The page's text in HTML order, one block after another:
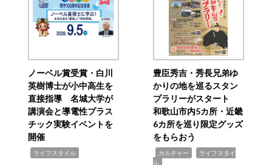
ノーベル賞受賞・白川
英樹博士が小中高生を
直接指導 名城大学が
講演会と導電性プラス
チック実験イベントを
開催
ライフスタイル
豊臣秀吉・秀長兄弟ゆ
かりの地を巡るスタン
プラリーがスタート
和歌山市内5カ所・近畿
6カ所を巡り限定グッズ
をもらおう
カルチャー
ライフスタイ
ル